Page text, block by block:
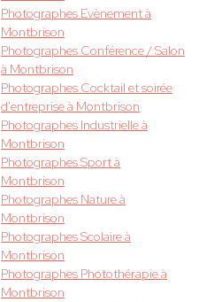
Photographes Evènement à
Montbrison
Photographes Conférence / Salon
à Montbrison
Photographes Cocktail et soirée
d'entreprise à Montbrison
Photographes Industrielle à
Montbrison
Photographes Sport à
Montbrison
Photographes Nature à
Montbrison
Photographes Scolaire à
Montbrison
Photographes Photothérapie à
Montbrison